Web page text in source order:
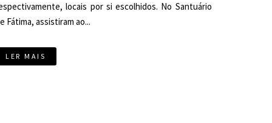
locais por si escolhidos. No Santuário
Fátima, assistiram ao...
LER MAIS